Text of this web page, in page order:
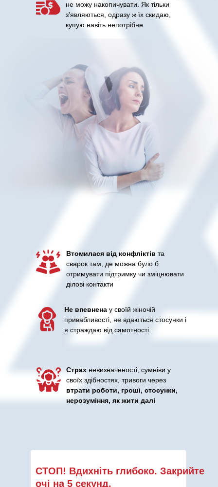
Не впевнена у своїй жіночій
привабливості, не вдаються стосунки і
я страждаю від самотності
Втомилася від конфліктів та
сварок там, де можна було б
отримувати підтримку чи зміцнювати
ділові контакти
не можу накопичувати. Як тільки
з'являються, одразу ж їх скидаю,
купую навіть непотрібне
Страх невизначеності, сумніви у
своїх здібностях, тривоги через
втрати роботи, гроші, стосунки,
нерозуміння, як жити далі
СТОП! Вдихніть глибоко. Закрийте
очі на 5 секунд.